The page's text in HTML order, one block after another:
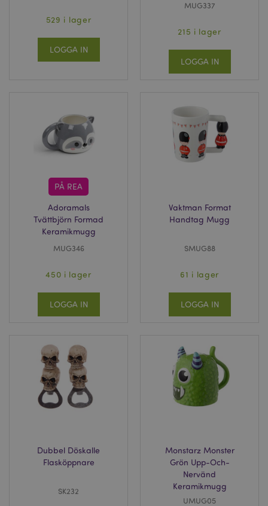
529 i lager
LOGGA IN
MUG337
215 i lager
LOGGA IN
PÅ REA
Adoramals
Tvättbjörn Formad
Keramikmugg
MUG346
450 i lager
LOGGA IN
Vaktman Format
Handtag Mugg
SMUG88
61 i lager
LOGGA IN
Dubbel Döskalle
Flasköppnare
SK232
Monstarz Monster
Grön Upp-Och-
Nervänd
Keramikmugg
UMUG05